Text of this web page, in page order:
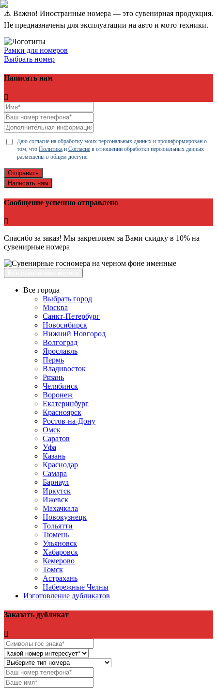
⚠️ Важно! Иностранные номера — это сувенирная продукция.
Не предназначены для эксплуатации на авто и мото техники.
Рамки для номеров
Выбрать номер
Написать нам
Даю согласие на обработку моих персональных данных и проинформирован о
том, что Политика и Согласие в отношении обработки персональных данных
размещены в общем доступе.
Отправить
Написать нам
Сообщение успешно отправлено
Спасибо за заказ! Мы закрепляем за Вами скидку в 10% на
сувенирные номера
Все города
Выбрать город
Москва
Санкт-Петербург
Новосибирск
Нижний Новгород
Волгоград
Ярославль
Пермь
Владивосток
Рязань
Челябинск
Воронеж
Екатеринбург
Красноярск
Ростов-на-Дону
Омск
Саратов
Уфа
Казань
Краснодар
Самара
Барнаул
Иркутск
Ижевск
Махачкала
Новокузнецк
Тольятти
Тюмень
Ульяновск
Хабаровск
Кемерово
Томск
Астрахань
Набережные Челны
Изготовление дубликатов
Заказать дубликат